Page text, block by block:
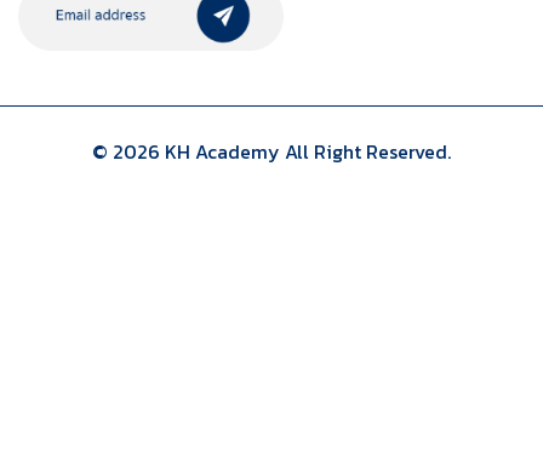
© 2026 KH Academy All Right Reserved.